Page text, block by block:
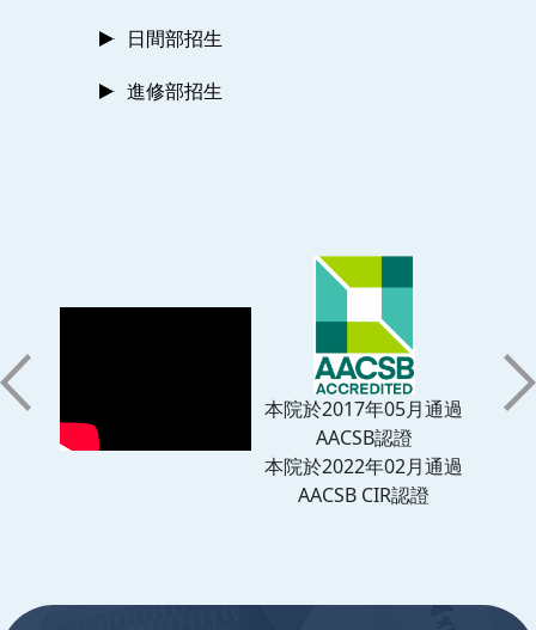
日間部招生
進修部招生
本院於2017年05月通過
AACSB認證
本院於2022年02月通過
AACSB CIR認證